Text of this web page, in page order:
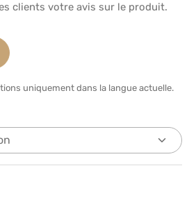
clients votre avis sur le produit.
uniquement dans la langue actuelle.